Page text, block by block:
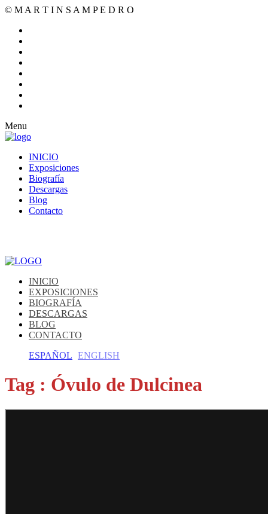
© M A R T I N S A M P E D R O
Menu
INICIO
Exposiciones
Biografía
Descargas
Blog
Contacto
INICIO
EXPOSICIONES
BIOGRAFÍA
DESCARGAS
BLOG
CONTACTO
ESPAÑOL ENGLISH
Tag : Óvulo de Dulcinea